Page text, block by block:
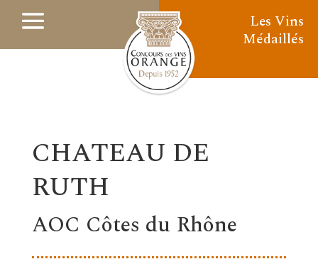
Les Vins
Médaillés
CHATEAU DE
RUTH
AOC Côtes du Rhône